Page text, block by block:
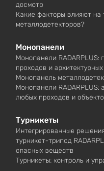
досмотр
Какие факторы влияют на
металлодетекторов?
Монопанели
Монопанели
проходов и
Монопанель
Монопанели
любых проходов и
Турникеты
Интегрированные
турникет-трипод
опасных веществ
Турникеты: контроль и